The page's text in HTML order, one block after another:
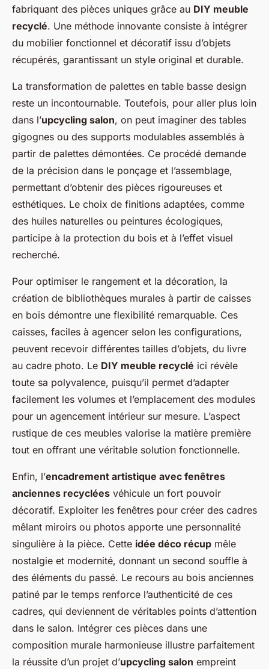
fabriquant des pièces uniques grâce au DIY meuble
recyclé. Une méthode innovante consiste à intégrer
du mobilier fonctionnel et décoratif issu d’objets
récupérés, garantissant un style original et durable.
La transformation de palettes en table basse design
reste un incontournable. Toutefois, pour aller plus loin
dans l’upcycling salon, on peut imaginer des tables
gigognes ou des supports modulables assemblés à
partir de palettes démontées. Ce procédé demande
de la précision dans le ponçage et l’assemblage,
permettant d’obtenir des pièces rigoureuses et
esthétiques. Le choix de finitions adaptées, comme
des huiles naturelles ou peintures écologiques,
participe à la protection du bois et à l’effet visuel
recherché.
Pour optimiser le rangement et la décoration, la
création de bibliothèques murales à partir de caisses
en bois démontre une flexibilité remarquable. Ces
caisses, faciles à agencer selon les configurations,
peuvent recevoir différentes tailles d’objets, du livre
au cadre photo. Le DIY meuble recyclé ici révèle
toute sa polyvalence, puisqu’il permet d’adapter
facilement les volumes et l’emplacement des modules
pour un agencement intérieur sur mesure. L’aspect
rustique de ces meubles valorise la matière première
tout en offrant une véritable solution fonctionnelle.
Enfin, l’encadrement artistique avec fenêtres
anciennes recyclées véhicule un fort pouvoir
décoratif. Exploiter les fenêtres pour créer des cadres
mêlant miroirs ou photos apporte une personnalité
singulière à la pièce. Cette idée déco récup mêle
nostalgie et modernité, donnant un second souffle à
des éléments du passé. Le recours au bois anciennes
patiné par le temps renforce l’authenticité de ces
cadres, qui deviennent de véritables points d’attention
dans le salon. Intégrer ces pièces dans une
composition murale harmonieuse illustre parfaitement
la réussite d’un projet d’upcycling salon empreint